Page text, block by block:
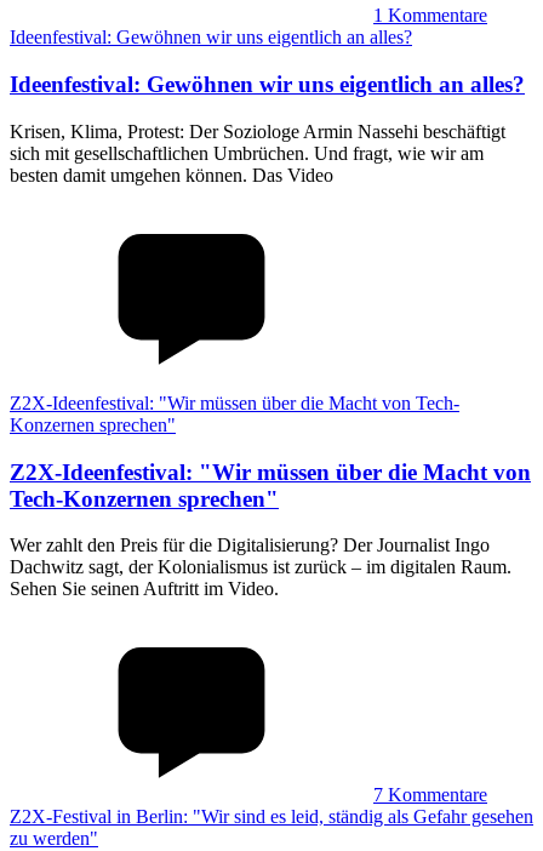
1 Kommentare
Ideenfestival: Gewöhnen wir uns eigentlich an alles?
Ideenfestival: Gewöhnen wir uns eigentlich an alles?
Krisen, Klima, Protest: Der Soziologe Armin Nassehi beschäftigt
sich mit gesellschaftlichen Umbrüchen. Und fragt, wie wir am
besten damit umgehen können. Das Video
Z2X-Ideenfestival: "Wir müssen über die Macht von Tech-
Konzernen sprechen"
Z2X-Ideenfestival: "Wir müssen über die Macht von
Tech-Konzernen sprechen"
Wer zahlt den Preis für die Digitalisierung? Der Journalist Ingo
Dachwitz sagt, der Kolonialismus ist zurück – im digitalen Raum.
Sehen Sie seinen Auftritt im Video.
7 Kommentare
Z2X-Festival in Berlin: "Wir sind es leid, ständig als Gefahr gesehen
zu werden"